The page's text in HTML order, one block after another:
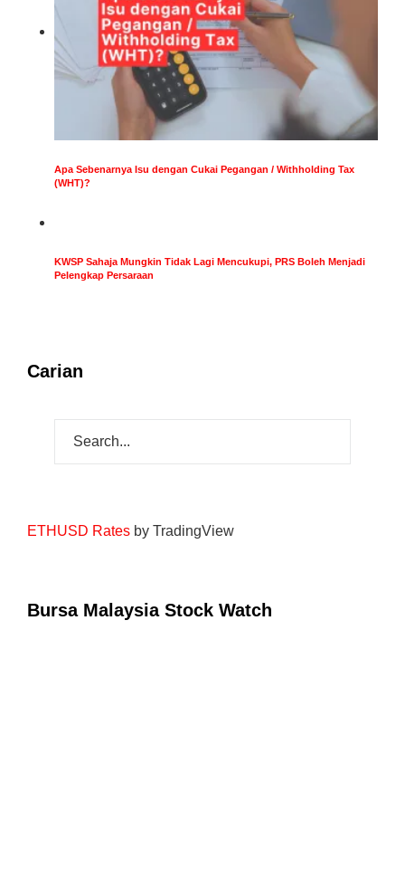
Apa Sebenarnya Isu dengan Cukai Pegangan / Withholding Tax
(WHT)?
KWSP Sahaja Mungkin Tidak Lagi Mencukupi, PRS Boleh Menjadi
Pelengkap Persaraan
Carian
ETHUSD Rates by TradingView
Bursa Malaysia Stock Watch